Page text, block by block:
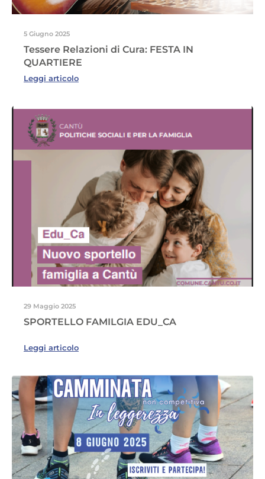
5 Giugno 2025
Tessere Relazioni di Cura: FESTA IN
QUARTIERE
Leggi articolo
29 Maggio 2025
SPORTELLO FAMILGIA EDU_CA
Leggi articolo